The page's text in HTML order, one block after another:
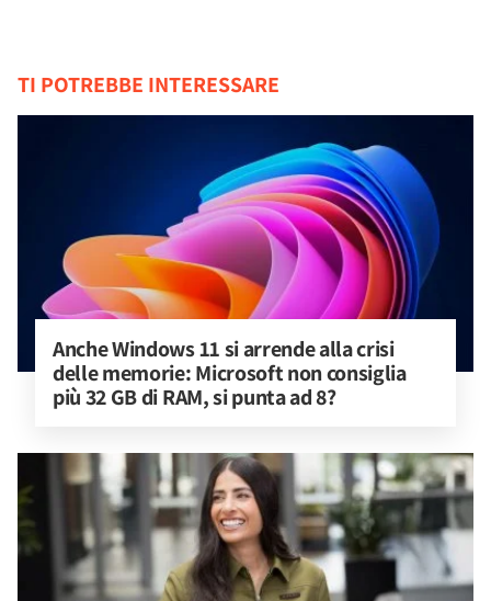
TI POTREBBE INTERESSARE
Anche Windows 11 si arrende alla crisi
delle memorie: Microsoft non consiglia
più 32 GB di RAM, si punta ad 8?